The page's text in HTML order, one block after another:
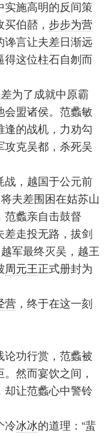
施高明的反间策
伯嚭， 步步为营
谗言让夫差日渐远
得这位柱石自刎而
为了成就中原霸
会盟诸侯。范蠡敏
逢的战机，力劝勾
攻克吴都，杀死吴
，越国于公元前
夫差围困在姑苏山
范蠡亲自击鼓督
走投无路，拔剑
军最终灭吴，越王
周元王正式册封为
营 ，终于在这一刻
功行赏，范蠡被
然而宴饮之间，
却让范蠡心中警铃
冷冰冰的道理：“蜚